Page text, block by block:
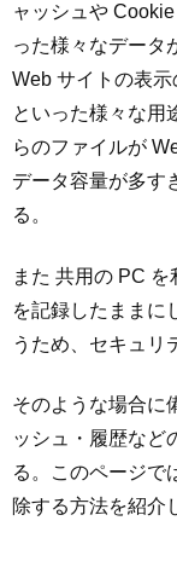
ャッシュや
った様々なデータ
Web サイトの表
といった様々な用
らのファイルが
データ容量が多す
る。
また 共用の PC
を記録したままに
うため、セキュリ
そのような場合に
ッシュ・履歴など
る。このページで
除する方法を紹介